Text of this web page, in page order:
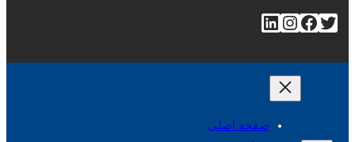
توییتر فیس‌بوکاینستاگرم لینکداین
صفحه اصلی